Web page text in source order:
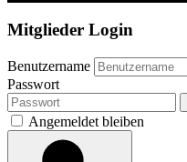
Mitglieder Login
Benutzername
Passwort
Angemeldet bleiben